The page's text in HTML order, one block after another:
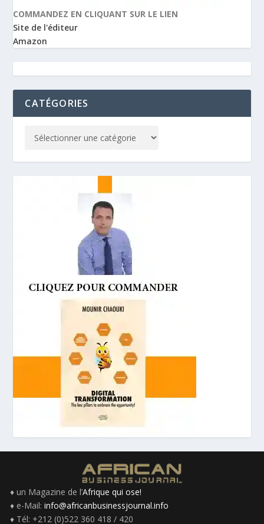
COMMANDEZ EN CLIQUANT SUR LE LIEN
Site de l'éditeur
Amazon
CATÉGORIES
♦ un Magazine de l’Afrique qui ose!
♦ e-Mail: info@africanbusinessjournal.info
♦ Tél: +212 (0)522 360 418 / 420